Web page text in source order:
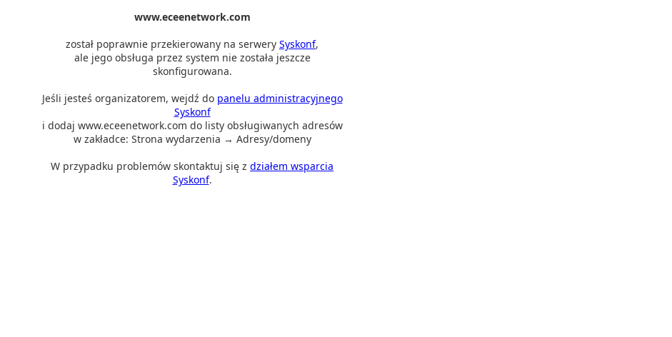
www.eceenetwork.com
został poprawnie przekierowany na serwery Syskonf,
ale jego obsługa przez system nie została jeszcze
skonfigurowana.
Jeśli jesteś organizatorem, wejdź do panelu administracyjnego
Syskonf
i dodaj www.eceenetwork.com do listy obsługiwanych adresów
w zakładce: Strona wydarzenia → Adresy/domeny
W przypadku problemów skontaktuj się z działem wsparcia
Syskonf.